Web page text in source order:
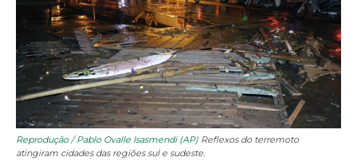
Reprodução / Pablo Ovalle Isasmendi (AP) Reflexos do terremoto
atingiram cidades das regiões sul e sudeste.